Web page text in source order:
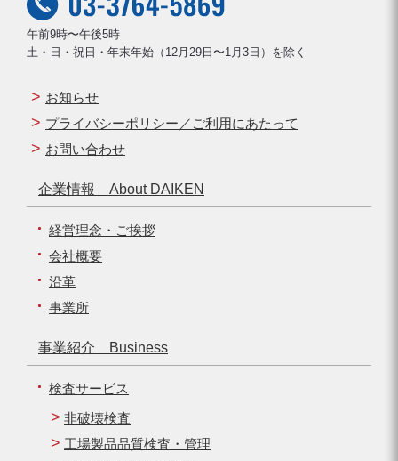
午前9時〜午後5時
土・日・祝日・年末年始（12月29日〜1月3日）を除く
お知らせ
プライバシーポリシー／ご利用にあたって
お問い合わせ
企業情報 About DAIKEN
経営理念・ご挨拶
会社概要
沿革
事業所
事業紹介 Business
検査サービス
非破壊検査
工場製品品質検査・管理